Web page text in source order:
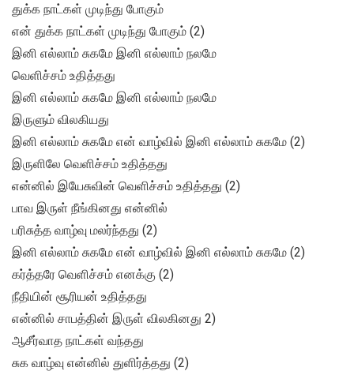
துக்க நாட்கள் முடிந்து போகும்
என் துக்க நாட்கள் முடிந்து போகும் (2)
இனி எல்லாம் சுகமே இனி எல்லாம் நலமே
வெளிச்சம் உதித்தது
இனி எல்லாம் சுகமே இனி எல்லாம் நலமே
இருளும் விலகியது
இனி எல்லாம் சுகமே என் வாழ்வில் இனி எல்லாம் சுகமே (2)
இருளிலே வெளிச்சம் உதித்தது
என்னில் இயேசுவின் வெளிச்சம் உதித்தது (2)
பாவ இருள் நீங்கினது என்னில்
பரிசுத்த வாழ்வு மலர்ந்தது (2)
இனி எல்லாம் சுகமே என் வாழ்வில் இனி எல்லாம் சுகமே (2)
கர்த்தரே வெளிச்சம் எனக்கு (2)
நீதியின் சூரியன் உதித்தது
என்னில் சாபத்தின் இருள் விலகினது 2)
ஆசீர்வாத நாட்கள் வந்தது
சுக வாழ்வு என்னில் துளிர்த்தது (2)